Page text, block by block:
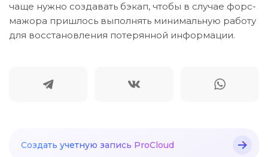
чаще нужно создавать бэкап, чтобы в случае форс-
мажора пришлось выполнять минимальную работу
для восстановления потерянной информации.
Создать учетную запись ProCloud